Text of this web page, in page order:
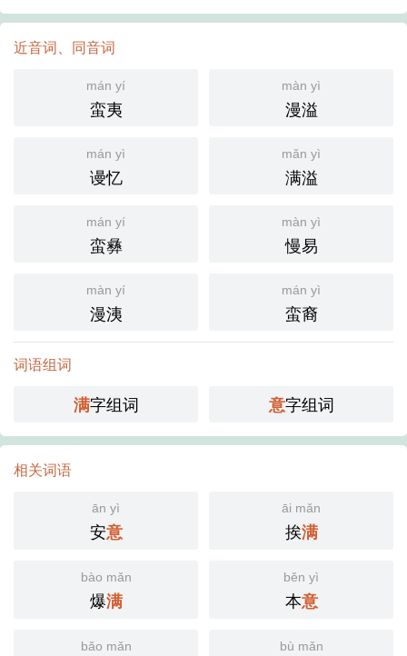
近音词、同音词
mán yí
蛮夷
màn yì
漫溢
mán yì
谩忆
mǎn yì
满溢
mán yí
蛮彝
màn yì
慢易
màn yí
漫洟
mán yì
蛮裔
词语组词
满字组词 意字组词
相关词语
ān yì
安意
āi mǎn
挨满
bào mǎn
爆满
běn yì
本意
bǎo mǎn bù mǎn